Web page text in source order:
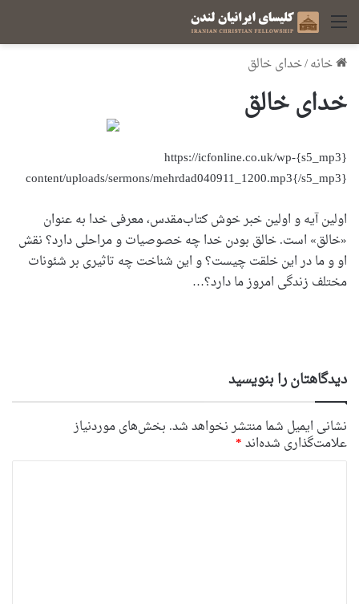
منو
خانه/خدای خالق
خدای خالق
{s5_mp3}https://icfonline.co.uk/wp-
content/uploads/sermons/mehrdad040911_1200.mp3{/s5_mp3}
اولین آیه و اولین خبر خوش کتاب‌مقدس، معرفی خدا به عنوان
«خالق» است. خالق بودن خدا چه خصوصیات و مراحلی دارد؟ نقش
او و ما در این خلقت چیست؟ و این شناخت چه تاثیری بر شئونات
مختلف زندگی امروز ما دارد؟…
دیدگاهتان را بنویسید
نشانی ایمیل شما منتشر نخواهد شد. بخش‌های موردنیاز
علامت‌گذاری شده‌اند*